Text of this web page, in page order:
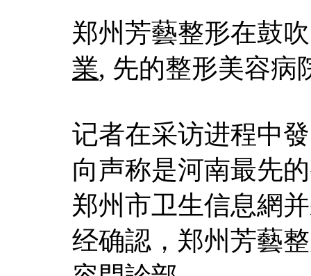
郑州芳藝整形在鼓
業, 先的整形美容病
记者在采访进程中
向声称是河南最先
郑州市卫生信息網
经确認，郑州芳藝